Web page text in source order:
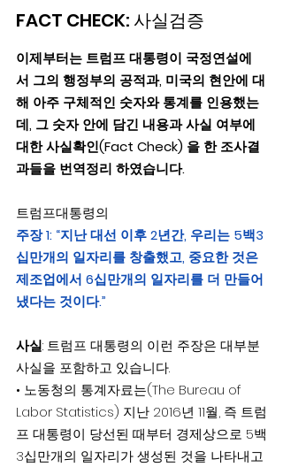
FACT CHECK: 사실검증
이제부터는 트럼프 대통령이 국정연설에
서 그의 행정부의 공적과, 미국의 현안에 대
해 아주 구체적인 숫자와 통계를 인용했는
데, 그 숫자 안에 담긴 내용과 사실 여부에
대한 사실확인(Fact Check) 을 한 조사결
과들을 번역정리 하였습니다.
트럼프대통령의
주장 1: “지난 대선 이후 2년간, 우리는 5백3
십만개의 일자리를 창출했고, 중요한 것은
제조업에서 6십만개의 일자리를 더 만들어
냈다는 것이다.”
사실: 트럼프 대통령의 이런 주장은 대부분
사실을 포함하고 있습니다.
• 노동청의 통계자료는(The Bureau of
Labor Statistics) 지난 2016년 11월, 즉 트럼
프 대통령이 당선된 때부터 경제상으로 5백
3십만개의 일자리가 생성된 것을 나타내고